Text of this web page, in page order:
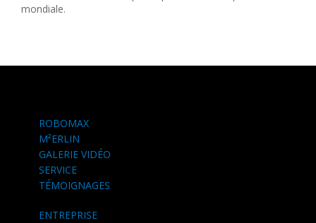
mondiale.
ROBOMAX
M²ERLIN
GALERIE VIDÉO
SERVICE
TÉMOIGNAGES
ENTREPRISE